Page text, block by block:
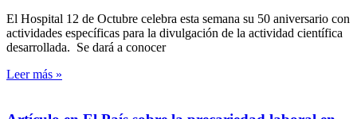
El Hospital 12 de Octubre celebra esta semana su 50 aniversario con
actividades específicas para la divulgación de la actividad científica
desarrollada. Se dará a conocer
Leer más »